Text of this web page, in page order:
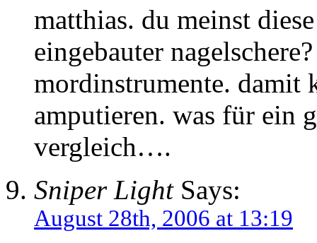
matthias. du meinst
eingebauter
mordinstrumente. damit
amputieren. was für ein
vergleich….
Sniper LightSays:
August 28th, 2006 at 13:19